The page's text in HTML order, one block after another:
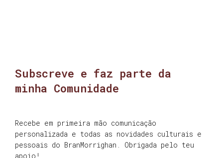
Subscreve e faz parte da
minha Comunidade
Recebe em primeira mão comunicação
personalizada e todas as novidades culturais e
pessoais do BranMorrighan. Obrigada pelo teu
apoio!